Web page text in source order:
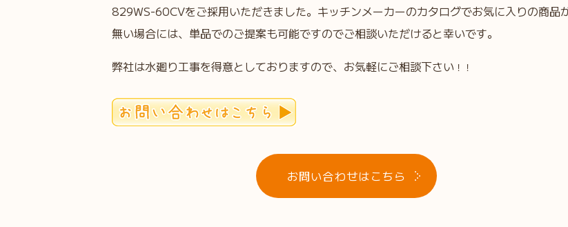
829WS-60CVをご採用いただきました。キッチンメーカーのカタログでお気に入りの商品
無い場合には、単品でのご提案も可能ですのでご相談いただけると幸いです。
弊社は水廻り工事を得意としておりますので、お気軽にご相談下さい ！！
お問い合わせはこちら